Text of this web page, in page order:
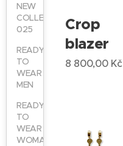
NEW
COLLECTION
025
READY
TO
WEAR
MEN
READY
TO
WEAR
WOMAN
Crop
blazer
8 800,00Kč